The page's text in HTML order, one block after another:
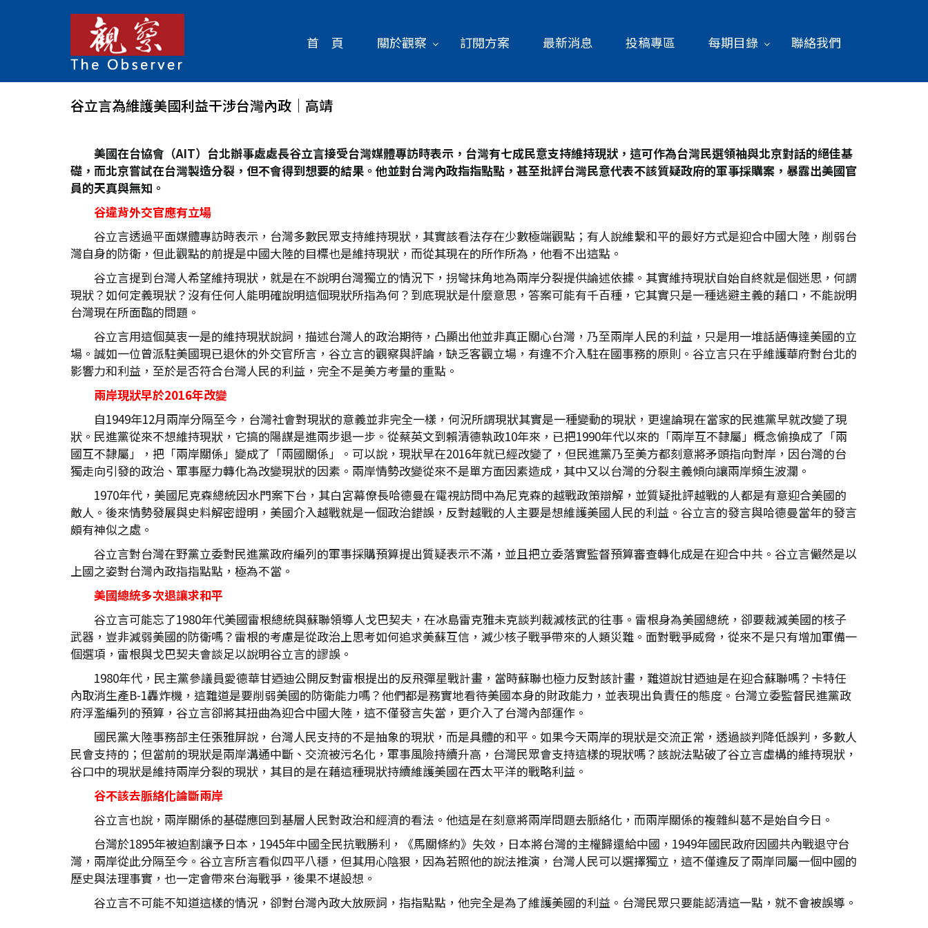
首 頁 關於觀察 訂閱方案 最新消息 投稿專區 每期目錄 聯絡我們
谷立言為維護美國利益干涉台灣內政│高靖
美國在台協會（AIT）台北辦事處處長谷立言接受台灣媒體專訪時表示，台灣有七成民意支持維持現狀，這可作為台灣民選領袖與北京對話的絕佳基
礎，而北京嘗試在台灣製造分裂，但不會得到想要的結果。他並對台灣內政指指點點，甚至批評台灣民意代表不該質疑政府的軍事採購案，暴露出美國官
員的天真與無知。
谷違背外交官應有立場
谷立言透過平面媒體專訪時表示，台灣多數民眾支持維持現狀，其實該看法存在少數極端觀點；有人說維繫和平的最好方式是迎合中國大陸，削弱台
灣自身的防衛，但此觀點的前提是中國大陸的目標也是維持現狀，而從其現在的所作所為，他看不出這點。
谷立言提到台灣人希望維持現狀，就是在不說明台灣獨立的情況下，拐彎抹角地為兩岸分裂提供論述依據。其實維持現狀自始自終就是個迷思，何謂
現狀？如何定義現狀？沒有任何人能明確說明這個現狀所指為何？到底現狀是什麼意思，答案可能有千百種，它其實只是一種逃避主義的藉口，不能說明
台灣現在所面臨的問題。
谷立言用這個莫衷一是的維持現狀說詞，描述台灣人的政治期待，凸顯出他並非真正關心台灣，乃至兩岸人民的利益，只是用一堆話語傳達美國的立
場。誠如一位曾派駐美國現已退休的外交官所言，谷立言的觀察與評論，缺乏客觀立場，有違不介入駐在國事務的原則。谷立言只在乎維護華府對台北的
影響力和利益，至於是否符合台灣人民的利益，完全不是美方考量的重點。
兩岸現狀早於2016年改變
自1949年12月兩岸分隔至今，台灣社會對現狀的意義並非完全一樣，何況所謂現狀其實是一種變動的現狀，更遑論現在當家的民進黨早就改變了現
狀。民進黨從來不想維持現狀，它搞的陽謀是進兩步退一步。從蔡英文到賴清德執政10年來，已把1990年代以來的「兩岸互不隸屬」概念偷換成了「兩
國互不隸屬」，把「兩岸關係」變成了「兩國關係」。可以說，現狀早在2016年就已經改變了，但民進黨乃至美方都刻意將矛頭指向對岸，因台灣的台
獨走向引發的政治、軍事壓力轉化為改變現狀的因素。兩岸情勢改變從來不是單方面因素造成，其中又以台灣的分裂主義傾向讓兩岸頻生波瀾。
1970年代，美國尼克森總統因水門案下台，其白宮幕僚長哈德曼在電視訪問中為尼克森的越戰政策辯解，並質疑批評越戰的人都是有意迎合美國的
敵人。後來情勢發展與史料解密證明，美國介入越戰就是一個政治錯誤，反對越戰的人主要是想維護美國人民的利益。谷立言的發言與哈德曼當年的發言
頗有神似之處。
谷立言對台灣在野黨立委對民進黨政府編列的軍事採購預算提出質疑表示不滿，並且把立委落實監督預算審查轉化成是在迎合中共。谷立言儼然是以
上國之姿對台灣內政指指點點，極為不當。
美國總統多次退讓求和平
谷立言可能忘了1980年代美國雷根總統與蘇聯領導人戈巴契夫，在冰島雷克雅未克談判裁減核武的往事。雷根身為美國總統，卻要裁減美國的核子
武器，豈非減弱美國的防衛嗎？雷根的考慮是從政治上思考如何追求美蘇互信，減少核子戰爭帶來的人類災難。面對戰爭威脅，從來不是只有增加軍備一
個選項，雷根與戈巴契夫會談足以說明谷立言的謬誤。
1980年代，民主黨參議員愛德華甘迺迪公開反對雷根提出的反飛彈星戰計畫，當時蘇聯也極力反對該計畫，難道說甘迺迪是在迎合蘇聯嗎？卡特任
內取消生產B-1轟炸機，這難道是要削弱美國的防衛能力嗎？他們都是務實地看待美國本身的財政能力，並表現出負責任的態度。台灣立委監督民進黨政
府浮濫編列的預算，谷立言卻將其扭曲為迎合中國大陸，這不僅發言失當，更介入了台灣內部運作。
國民黨大陸事務部主任張雅屏說，台灣人民支持的不是抽象的現狀，而是具體的和平。如果今天兩岸的現狀是交流正常，透過談判降低誤判，多數人
民會支持的；但當前的現狀是兩岸溝通中斷、交流被污名化，軍事風險持續升高，台灣民眾會支持這樣的現狀嗎？該說法點破了谷立言虛構的維持現狀，
谷口中的現狀是維持兩岸分裂的現狀，其目的是在藉這種現狀持續維護美國在西太平洋的戰略利益。
谷不該去脈絡化論斷兩岸
谷立言也說，兩岸關係的基礎應回到基層人民對政治和經濟的看法。他這是在刻意將兩岸問題去脈絡化，而兩岸關係的複雜糾葛不是始自今日。
台灣於1895年被迫割讓予日本，1945年中國全民抗戰勝利，《馬關條約》失效，日本將台灣的主權歸還給中國，1949年國民政府因國共內戰退守台
灣，兩岸從此分隔至今。谷立言所言看似四平八穩，但其用心陰狠，因為若照他的說法推演，台灣人民可以選擇獨立，這不僅違反了兩岸同屬一個中國的
歷史與法理事實，也一定會帶來台海戰爭，後果不堪設想。
谷立言不可能不知道這樣的情況，卻對台灣內政大放厥詞，指指點點，他完全是為了維護美國的利益。台灣民眾只要能認清這一點，就不會被誤導。